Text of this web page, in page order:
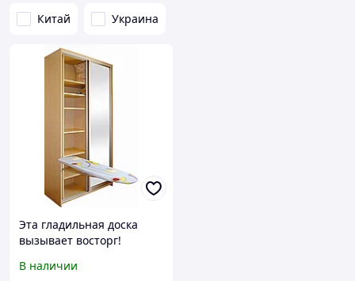
Китай Украина
Эта гладильная доска
вызывает восторг!
В наличии